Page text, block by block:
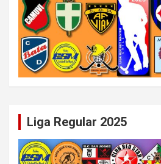
Liga Regular 2025